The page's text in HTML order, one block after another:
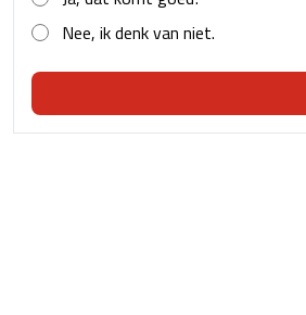
Nee, ik denk van niet.